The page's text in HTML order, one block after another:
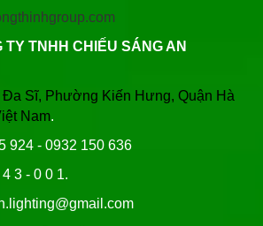
TY TNHH CHIẾU SÁNG AN
Đa Sĩ, Phường Kiến Hưng, Quận Hà
Nam.
924 - 0932 150 636
3 - 0 0 1.